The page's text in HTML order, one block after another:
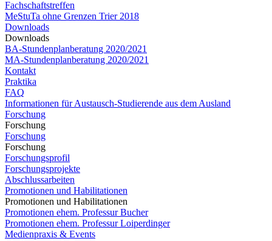
Fachschaftstreffen
MeStuTa ohne Grenzen Trier 2018
Downloads
Downloads
BA-Stundenplanberatung 2020/2021
MA-Stundenplanberatung 2020/2021​​​​​​
Kontakt
Praktika
FAQ
Informationen für Austausch-Studierende aus dem Ausland
Forschung
Forschung
Forschung
Forschung
Forschungsprofil
Forschungsprojekte
Abschlussarbeiten
Promotionen und Habilitationen
Promotionen und Habilitationen
Promotionen ehem. Professur Bucher
Promotionen ehem. Professur Loiperdinger
Medienpraxis & Events